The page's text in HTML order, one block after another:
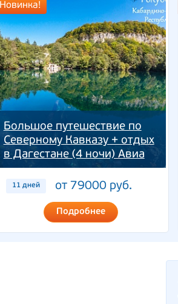
Большое путешествие по
Северному Кавказу + отдых
в Дагестане (4 ночи) Авиа
Новинка!
11 дней от 79000 руб.
Подробнее